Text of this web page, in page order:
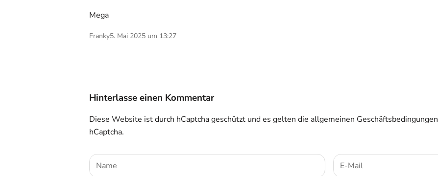
Mega
Franky5. Mai 2025 um 13:27
Hinterlasse einen Kommentar
Diese Website ist durch hCaptcha geschützt und es gelten die allgemeinen Geschäftsbedingungen
hCaptcha.